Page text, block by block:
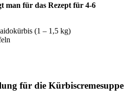
man für das Rezept für 4-6
(1 – 1,5 kg)
für die Kürbiscremesuppe